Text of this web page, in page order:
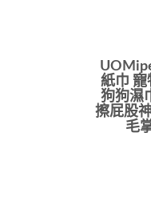
紙巾 寵
狗狗濕
擦屁股
毛